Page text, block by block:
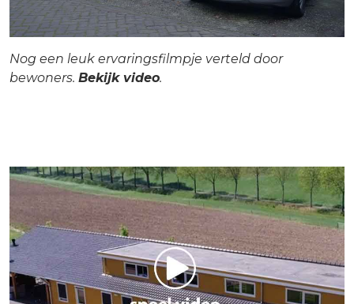
Nog een leuk ervaringsfilmpje verteld door
bewoners. Bekijk video.